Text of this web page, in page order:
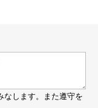
のだそう。チロくんは魚
、ブンブン振り回したり
が出てしまい、「今は療